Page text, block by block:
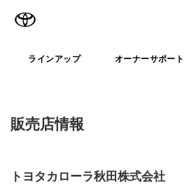
ラインアップ オーナーサポート
販売店情報
トヨタカローラ秋田株式会社